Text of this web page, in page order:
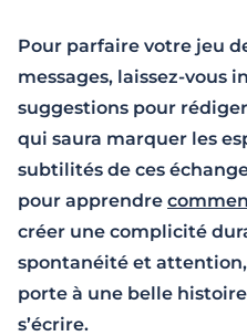
Pour parfaire votre jeu
messages, laissez-vous
suggestions pour rédiger
qui saura marquer les
subtilités de ces
pour apprendre
créer une complicité
spontanéité et attention,
porte à une belle histoire
s’écrire.